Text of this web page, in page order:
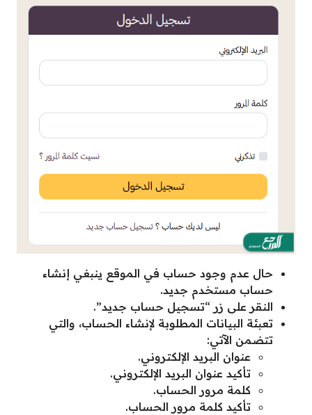
حال عدم وجود حساب في الموقع ينبغي إنشاء
حساب مستخدم جديد.
النقر على زر “تسجيل حساب جديد”.
تعبئة البيانات المطلوبة لإنشاء الحساب، والتي
تتضمن الآتي:
عنوان البريد الإلكتروني.
تأكيد عنوان البريد الإلكتروني.
كلمة مرور الحساب.
تأكيد كلمة مرور الحساب.